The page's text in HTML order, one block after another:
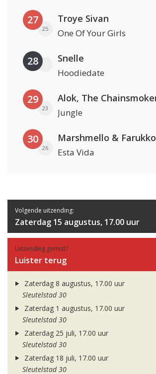
27
25
Troye Sivan
One Of Your Girls
28 Snelle
Hoodiedate
29
23 Jungle
30
26
Marshmello & Farukko
Esta Vida
Volgende uitzending:
Zaterdag 15 augustus, 17.00 uur
Uitzending gemist?
Luister terug
Zaterdag 8 augustus, 17.00 uur
Sleutelstad 30
Zaterdag 1 augustus, 17.00 uur
Sleutelstad 30
Zaterdag 25 juli, 17.00 uur
Sleutelstad 30
Zaterdag 18 juli, 17.00 uur
Sleutelstad 30